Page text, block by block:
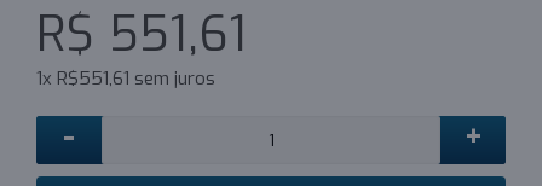
R$ 551,61
1x R$551,61 sem juros
- +